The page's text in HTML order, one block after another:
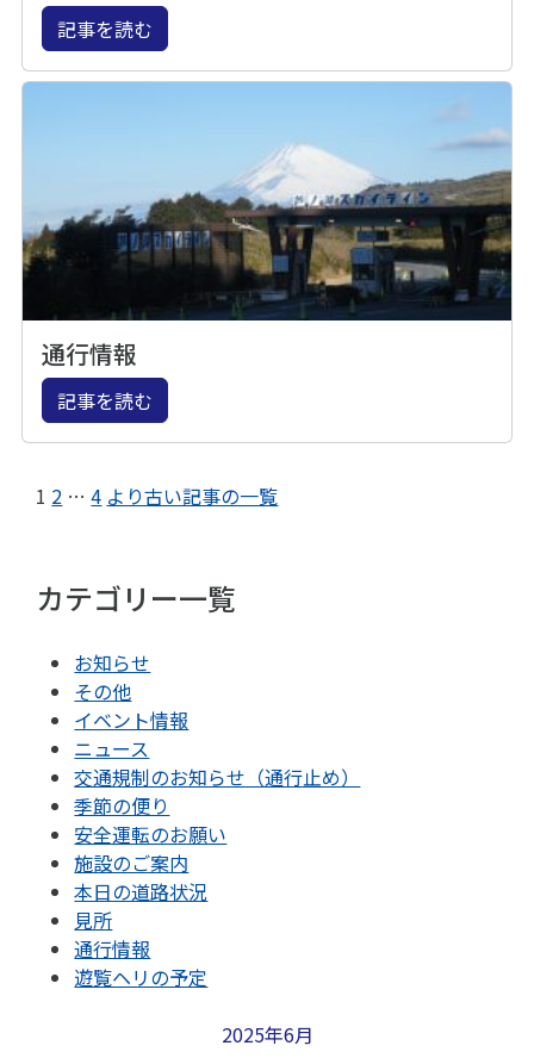
記事を読む
通行情報
記事を読む
1 2 … 4 より古い記事の一覧
カテゴリー一覧
お知らせ
その他
イベント情報
ニュース
交通規制のお知らせ（通行止め）
季節の便り
安全運転のお願い
施設のご案内
本日の道路状況
見所
通行情報
遊覧ヘリの予定
2025年6月